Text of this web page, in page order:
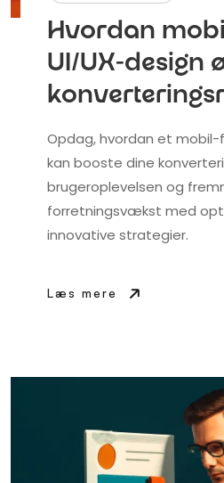
Hvordan
UI/UX-design
Opdag, hvordan et mobil-
kan booste dine
brugeroplevelsen og
forretningsvækst med
innovative strategier.
Læs mere